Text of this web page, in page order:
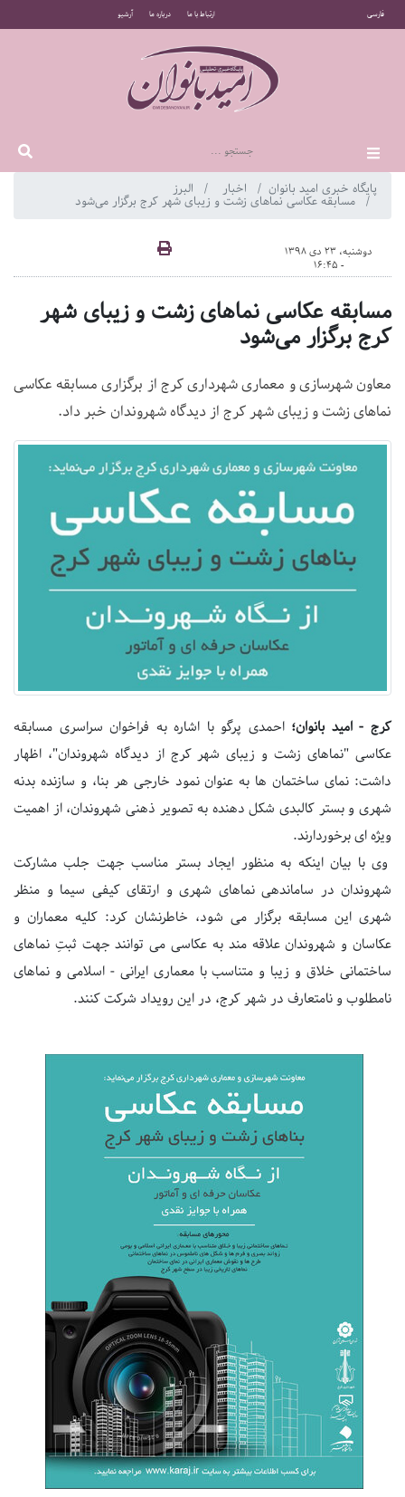
فارسی ارتباط با ما درباره ما آرشیو
پایگاه خبری امید بانوان اخبار البرز
مسابقه عکاسی نماهای زشت و زیبای شهر کرج برگزار می‌شود
دوشنبه، 23 دی 1398
- 16:45
مسابقه عکاسی نماهای زشت و زیبای شهر
کرج برگزار می‌شود
معاون شهرسازی و معماری شهرداری کرج از برگزاری مسابقه عکاسی
نماهای زشت و زیبای شهر کرج از دیدگاه شهروندان خبر داد.
کرج - امید بانوان؛ احمدی پرگو با اشاره به فراخوان سراسری مسابقه
عکاسی "نماهای زشت و زیبای شهر کرج از دیدگاه شهروندان"، اظهار
داشت: نمای ساختمان ها به عنوان نمود خارجی هر بنا، و سازنده بدنه
شهری و بستر کالبدی شکل دهنده به تصویر ذهنی شهروندان، از اهمیت
ویژه ای برخوردارند.
وی با بیان اینکه به منظور ایجاد بستر مناسب جهت جلب مشارکت
شهروندان در ساماندهی نماهای شهری و ارتقای کیفی سیما و منظر
شهری این مسابقه برگزار می شود، خاطرنشان کرد: کلیه معماران و
عکاسان و شهروندان علاقه مند به عکاسی می توانند جهت ثبتِ نماهای
ساختمانی خلاق و زیبا و متناسب با معماری ایرانی - اسلامی و نماهای
نامطلوب و نامتعارف در شهر کرج، در این رویداد شرکت کنند.